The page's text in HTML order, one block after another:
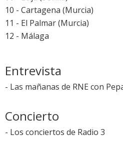
10 - Cartagena (Murcia)
11 - El Palmar (Murcia)
12 - Málaga
Entrevista
- Las mañanas de RNE con
Concierto
- Los conciertos de Radio 3